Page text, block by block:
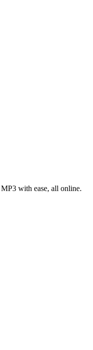
with ease, all online.